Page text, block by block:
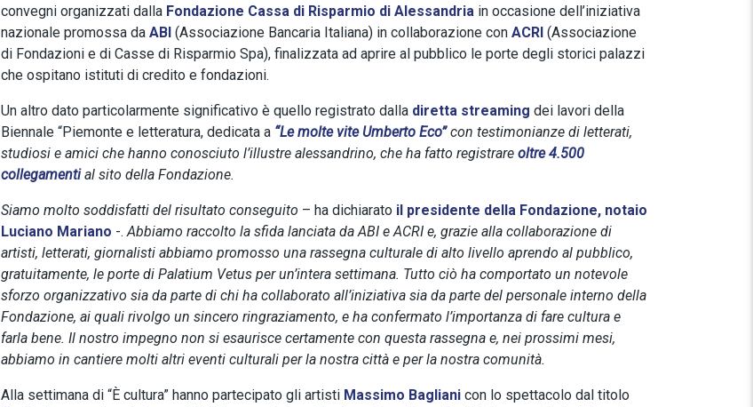
convegni organizzati dalla Fondazione Cassa di Risparmio di Alessandria in occasione dell’iniziativa
nazionale promossa da ABI (Associazione Bancaria Italiana) in collaborazione con ACRI (Associazione
di Fondazioni e di Casse di Risparmio Spa), finalizzata ad aprire al pubblico le porte degli storici palazzi
che ospitano istituti di credito e fondazioni.
Un altro dato particolarmente significativo è quello registrato dalla diretta streaming dei lavori della
Biennale “Piemonte e letteratura, dedicata a “Le molte vite Umberto Eco” con testimonianze di letterati,
studiosi e amici che hanno conosciuto l’illustre alessandrino, che ha fatto registrare oltre 4.500
collegamential sito della Fondazione.
Siamo molto soddisfatti del risultato conseguito – ha dichiarato il presidente della Fondazione, notaio
Luciano Mariano -.Abbiamo raccolto la sfida lanciata da ABI e ACRI e, grazie alla collaborazione di
artisti, letterati, giornalisti abbiamo promosso una rassegna culturale di alto livello aprendo al pubblico,
gratuitamente, le porte di Palatium Vetus per un’intera settimana. Tutto ciò ha comportato un notevole
sforzo organizzativo sia da parte di chi ha collaborato all’iniziativa sia da parte del personale interno della
Fondazione, ai quali rivolgo un sincero ringraziamento, e ha confermato l’importanza di fare cultura e
farla bene. Il nostro impegno non si esaurisce certamente con questa rassegna e, nei prossimi mesi,
abbiamo in cantiere molti altri eventi culturali per la nostra città e per la nostra comunità.
Alla settimana di “È cultura” hanno partecipato gli artisti Massimo Bagliani con lo spettacolo dal titolo